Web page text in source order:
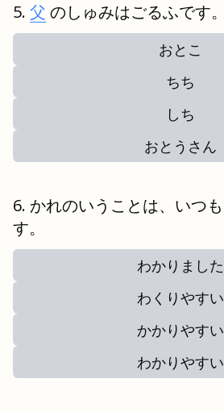
父 のしゅみはごるふです。
おとこ
ちち
しち
おとうさん
かれのいうことは、いつも
す。
わかりました
わくりやすい
かかりやすい
わかりやすい